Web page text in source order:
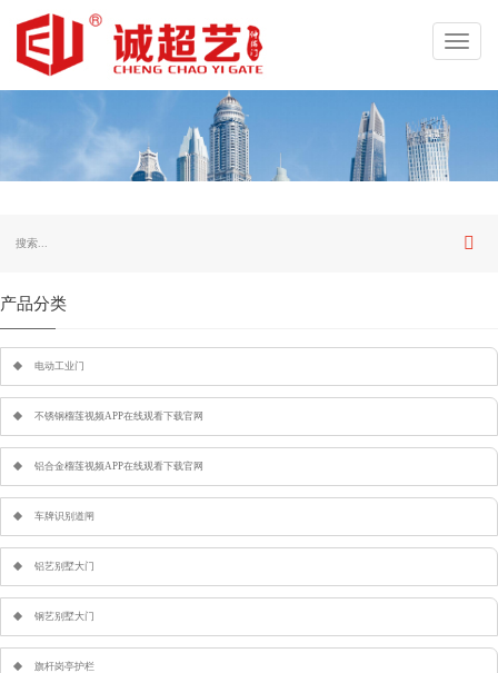
产品分类
电动工业门
不锈钢榴莲视频APP在线观看下载官网
铝合金榴莲视频APP在线观看下载官网
车牌识别道闸
铝艺别墅大门
钢艺别墅大门
旗杆岗亭护栏